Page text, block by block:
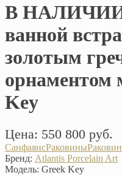
В НАЛИЧИИ
ванной
золотым
орнаментом
Key
Цена: 550 800 руб.
СанфаянсРаковины
Бренд: Atlantis Porcelain Art
Модель: Greek Key